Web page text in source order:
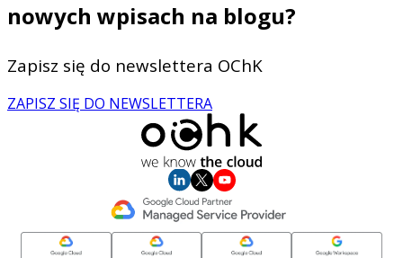
nowych wpisach na blogu?
Zapisz się do newslettera OChK
ZAPISZ SIĘ DO NEWSLETTERA